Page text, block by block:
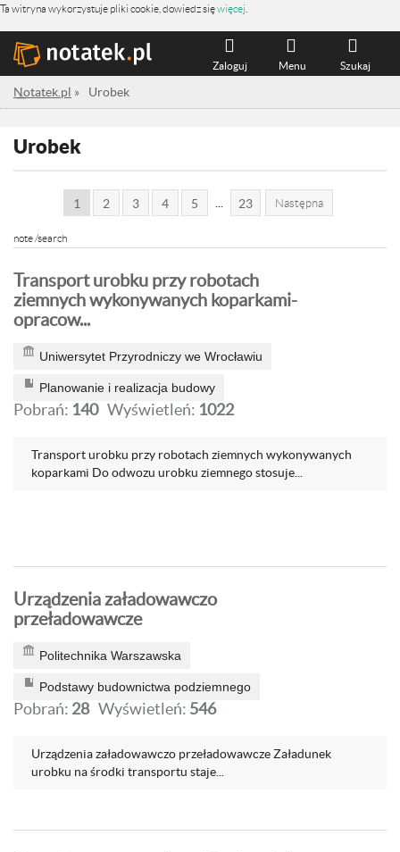
Ta witryna wykorzystuje pliki cookie, dowiedz sięwięcej
Szukaj
Menu
Zaloguj
Notatek.pl » Urobek
Urobek
1 2 3 4 5 23 Następna
note /search
Transport urobku przy robotach
ziemnych wykonywanych koparkami-
opracow...
Uniwersytet Przyrodniczy we Wrocławiu
Planowanie i realizacja budowy
Pobrań: 140 Wyświetleń: 1022
Transport urobku przy robotach ziemnych wykonywanych
koparkami Do odwozu urobku ziemnego stosuje...
Urządzenia załadowawczo
przeładowawcze
Politechnika Warszawska
Podstawy budownictwa podziemnego
Pobrań: 28 Wyświetleń: 546
Urządzenia załadowawczo przeładowawcze Załadunek
urobku na środki transportu staje...